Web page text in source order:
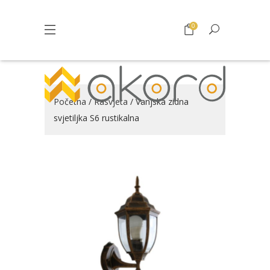
0
Početna /Rasvjeta / Vanjska zidna
svjetiljka S6 rustikalna